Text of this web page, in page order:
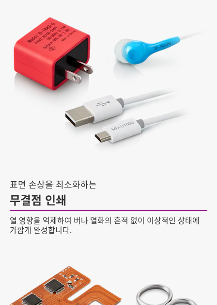
표면 손상을 최소화하는
무결점 인쇄
열 영향을 억제하여 버나 열화의 흔적 없이 이상적인 상태에
가깝게 완성합니다.